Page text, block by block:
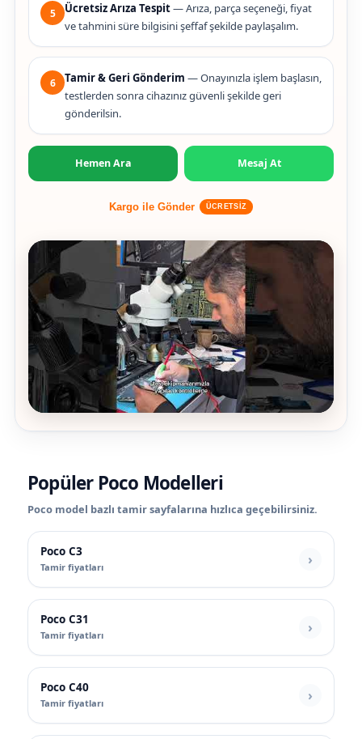
5 Ücretsiz Arıza Tespit— Arıza, parça seçeneği, fiyat
ve tahmini süre bilgisini şeffaf şekilde paylaşalım.
6 Tamir & Geri Gönderim — Onayınızla işlem başlasın,
testlerden sonra cihazınız güvenli şekilde geri
gönderilsin.
Hemen Ara Mesaj At
Kargo ile Gönder ÜCRETSİZ
Popüler Poco Modelleri
Poco model bazlı tamir sayfalarına hızlıca geçebilirsiniz.
Poco C3
Tamir fiyatları
Poco C31
Tamir fiyatları
Poco C40
Tamir fiyatları